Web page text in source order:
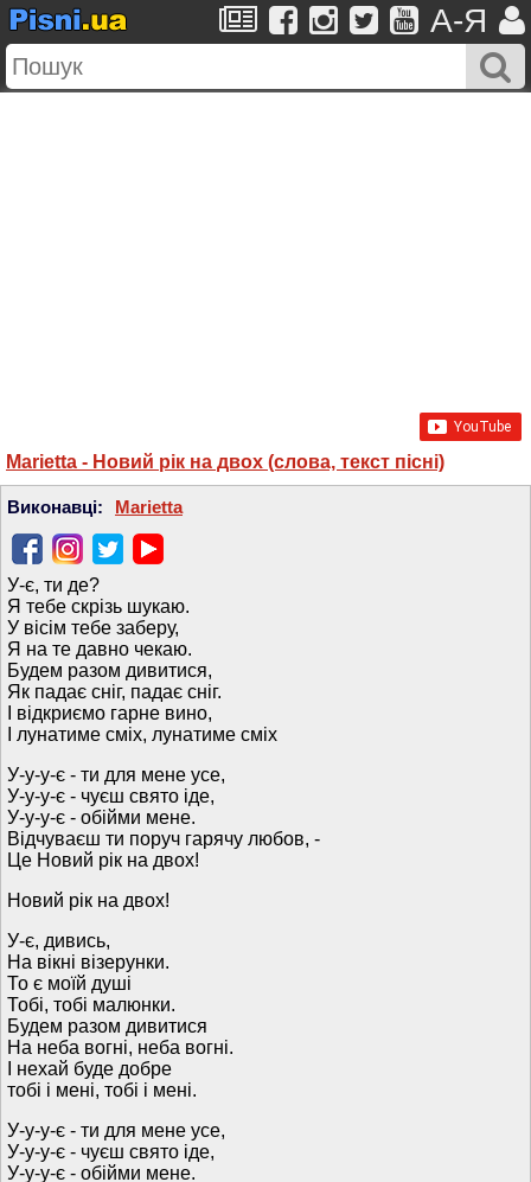
A-Я
Marietta - Новий рік на двох (слова, текст пісні)
Виконавці: Marietta
У-є, ти де?
Я тебе скрізь шукаю.
У вісім тебе заберу,
Я на те давно чекаю.
Будем разом дивитися,
Як падає сніг, падає сніг.
І відкриємо гарне вино,
І лунатиме сміх, лунатиме сміх
У-у-у-є - ти для мене усе,
У-у-у-є - чуєш свято іде,
У-у-у-є - обійми мене.
Відчуваєш ти поруч гарячу любов, -
Це Новий рік на двох!
Новий рік на двох!
У-є, дивись,
На вікні візерунки.
То є моїй душі
Тобі, тобі малюнки.
Будем разом дивитися
На неба вогні, неба вогні.
І нехай буде добре
тобі і мені, тобі і мені.
У-у-у-є - ти для мене усе,
У-у-у-є - чуєш свято іде,
У-у-у-є - обійми мене.